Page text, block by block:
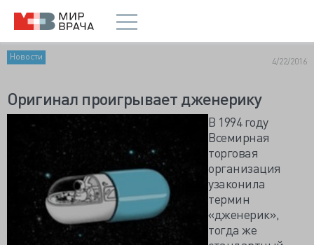
Новости 4/22/2016
Оригинал проигрывает дженерику
В 1994 году
Всемирная
торговая
организация
узаконила
термин
«дженерик»,
тогда же